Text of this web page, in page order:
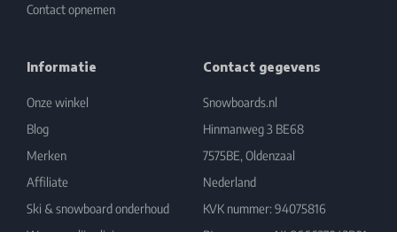
Contact opnemen
Informatie
Onze winkel
Blog
Merken
Affiliate
Ski & snowboard onderhoud
Contact gegevens
Snowboards.nl
Hinmanweg 3 BE68
7575BE, Oldenzaal
Nederland
KVK nummer: 94075816